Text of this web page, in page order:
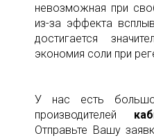
невозможная при
из-за эффекта
достигается
экономия соли при
У нас есть
производителей
Отправьте Вашу